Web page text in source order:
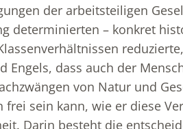
der arbeitsteiligen
determinierten – konkret
Engels, dass auch der
von Natur und
sein kann, wie er diese
Darin besteht die